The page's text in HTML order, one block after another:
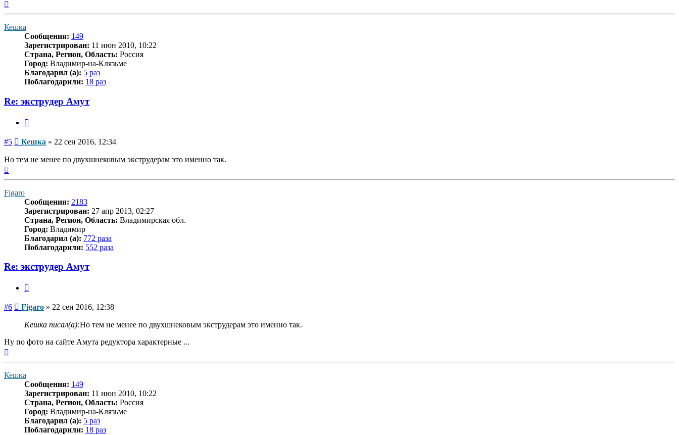
Кешка
Сообщения: 149
Зарегистрирован: 11 июн 2010, 10:22
Страна, Регион, Область: Россия
Город: Владимир-на-Клязьме
Благодарил (а): 5 раз
Поблагодарили: 18 раз
Re: экструдер Амут
#5 Сообщение
Кешка » 22 сен 2016, 12:34
Но тем не менее по двухшнековым экструдерам это именно так.
Figaro
Сообщения: 2183
Зарегистрирован: 27 апр 2013, 02:27
Страна, Регион, Область: Владимирская обл.
Город: Владимир
Благодарил (а): 772 раза
Поблагодарили: 552 раза
Re: экструдер Амут
#6 Сообщение
Figaro » 22 сен 2016, 12:38
Кешка писал(а):Но тем не менее по двухшнековым экструдерам это именно так.
Ну по фото на сайте Амута редуктора характерные ...
Кешка
Сообщения: 149
Зарегистрирован: 11 июн 2010, 10:22
Страна, Регион, Область: Россия
Город: Владимир-на-Клязьме
Благодарил (а): 5 раз
Поблагодарили: 18 раз